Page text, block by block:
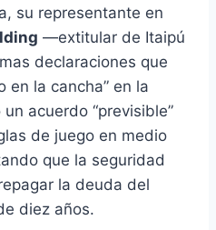
su representante en
—extitular de Itaipú
declaraciones que
en la cancha” en la
acuerdo “previsible”
de juego en medio
que la seguridad
la deuda del
diez años.